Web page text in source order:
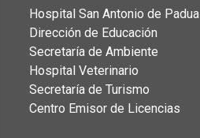
Hospital San Antonio de Padua
Dirección de Educación
Secretaría de Ambiente
Hospital Veterinario
Secretaría de Turismo
Centro Emisor de Licencias